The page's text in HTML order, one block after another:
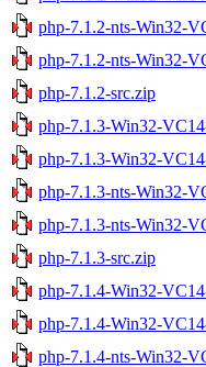
php-7.1.2-nts-Win32-
php-7.1.2-nts-Win32-
php-7.1.2-src.zip
php-7.1.3-Win32-
php-7.1.3-Win32-
php-7.1.3-nts-Win32-
php-7.1.3-nts-Win32-
php-7.1.3-src.zip
php-7.1.4-Win32-
php-7.1.4-Win32-
php-7.1.4-nts-Win32-